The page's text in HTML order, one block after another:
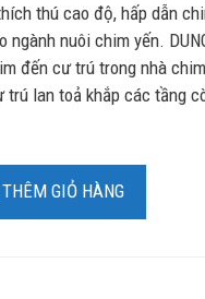
thú cao độ, hấp dẫn
nuôi chim yến.
đến cư trú trong nhà
lan toả khắp các tầng
THÊM GIỎ HÀNG